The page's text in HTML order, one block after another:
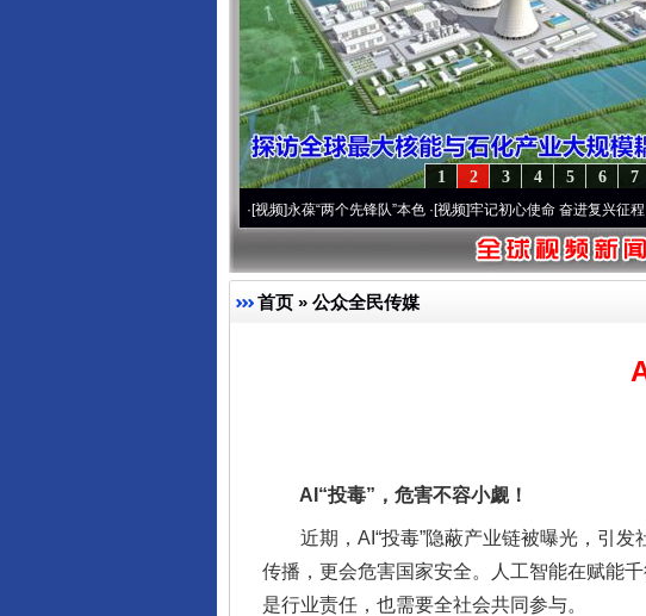
7
6
5
4
3
2
1
永葆“两个先锋队”本色·[视频]牢记初心使命 奋进复兴征程丨宝塔山
首页 » 公众全民传媒
AI“投毒”，危害不容小觑！
近期，AI“投毒”隐蔽产业链被曝光，引发
传播，更会危害国家安全。人工智能在赋能
是行业责任，也需要全社会共同参与。